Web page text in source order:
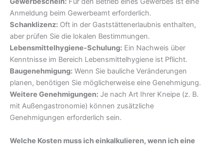
Anmeldung beim Gewerbeamt erforderlich.
Schanklizenz: Oft in der Gaststättenerlaubnis enthalten,
aber prüfen Sie die lokalen Bestimmungen.
Lebensmittelhygiene-Schulung: Ein Nachweis über
Kenntnisse im Bereich Lebensmittelhygiene ist Pflicht.
Baugenehmigung: Wenn Sie bauliche Veränderungen
planen, benötigen Sie möglicherweise eine Genehmigung.
Weitere Genehmigungen: Je nach Art Ihrer Kneipe (z. B.
mit Außengastronomie) können zusätzliche
Genehmigungen erforderlich sein.
Welche Kosten muss ich einkalkulieren, wenn ich eine